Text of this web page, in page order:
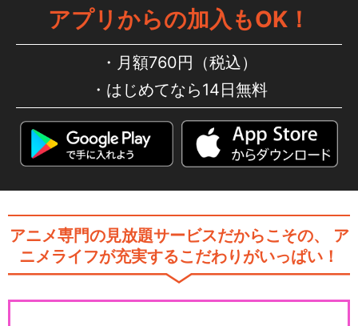
アプリからの加入もOK！
月額760円（税込）
はじめてなら14日無料
アニメ専門の見放題サービスだからこその、
ア
ニメライフが充実するこだわりがいっぱい！